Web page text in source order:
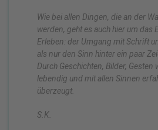
Wie bei allen Dingen, die an der
werden, geht es auch hier um das
Erleben: der Umgang mit Schrift
als nur den Sinn hinter ein paar
Durch Geschichten, Bilder, Gesten
lebendig und mit allen Sinnen
überzeugt.
S.K.